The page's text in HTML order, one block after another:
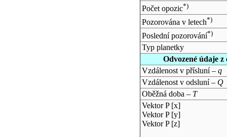
Počet opozic*)
Pozorována v letech*)
Poslední pozorování*)
Typ planetky
Odvozené údaje
Vzdálenost v přísluní – q
Vzdálenost v odsluní – Q
Oběžná doba – T
Vektor P [x]
Vektor P [y]
Vektor P [z]